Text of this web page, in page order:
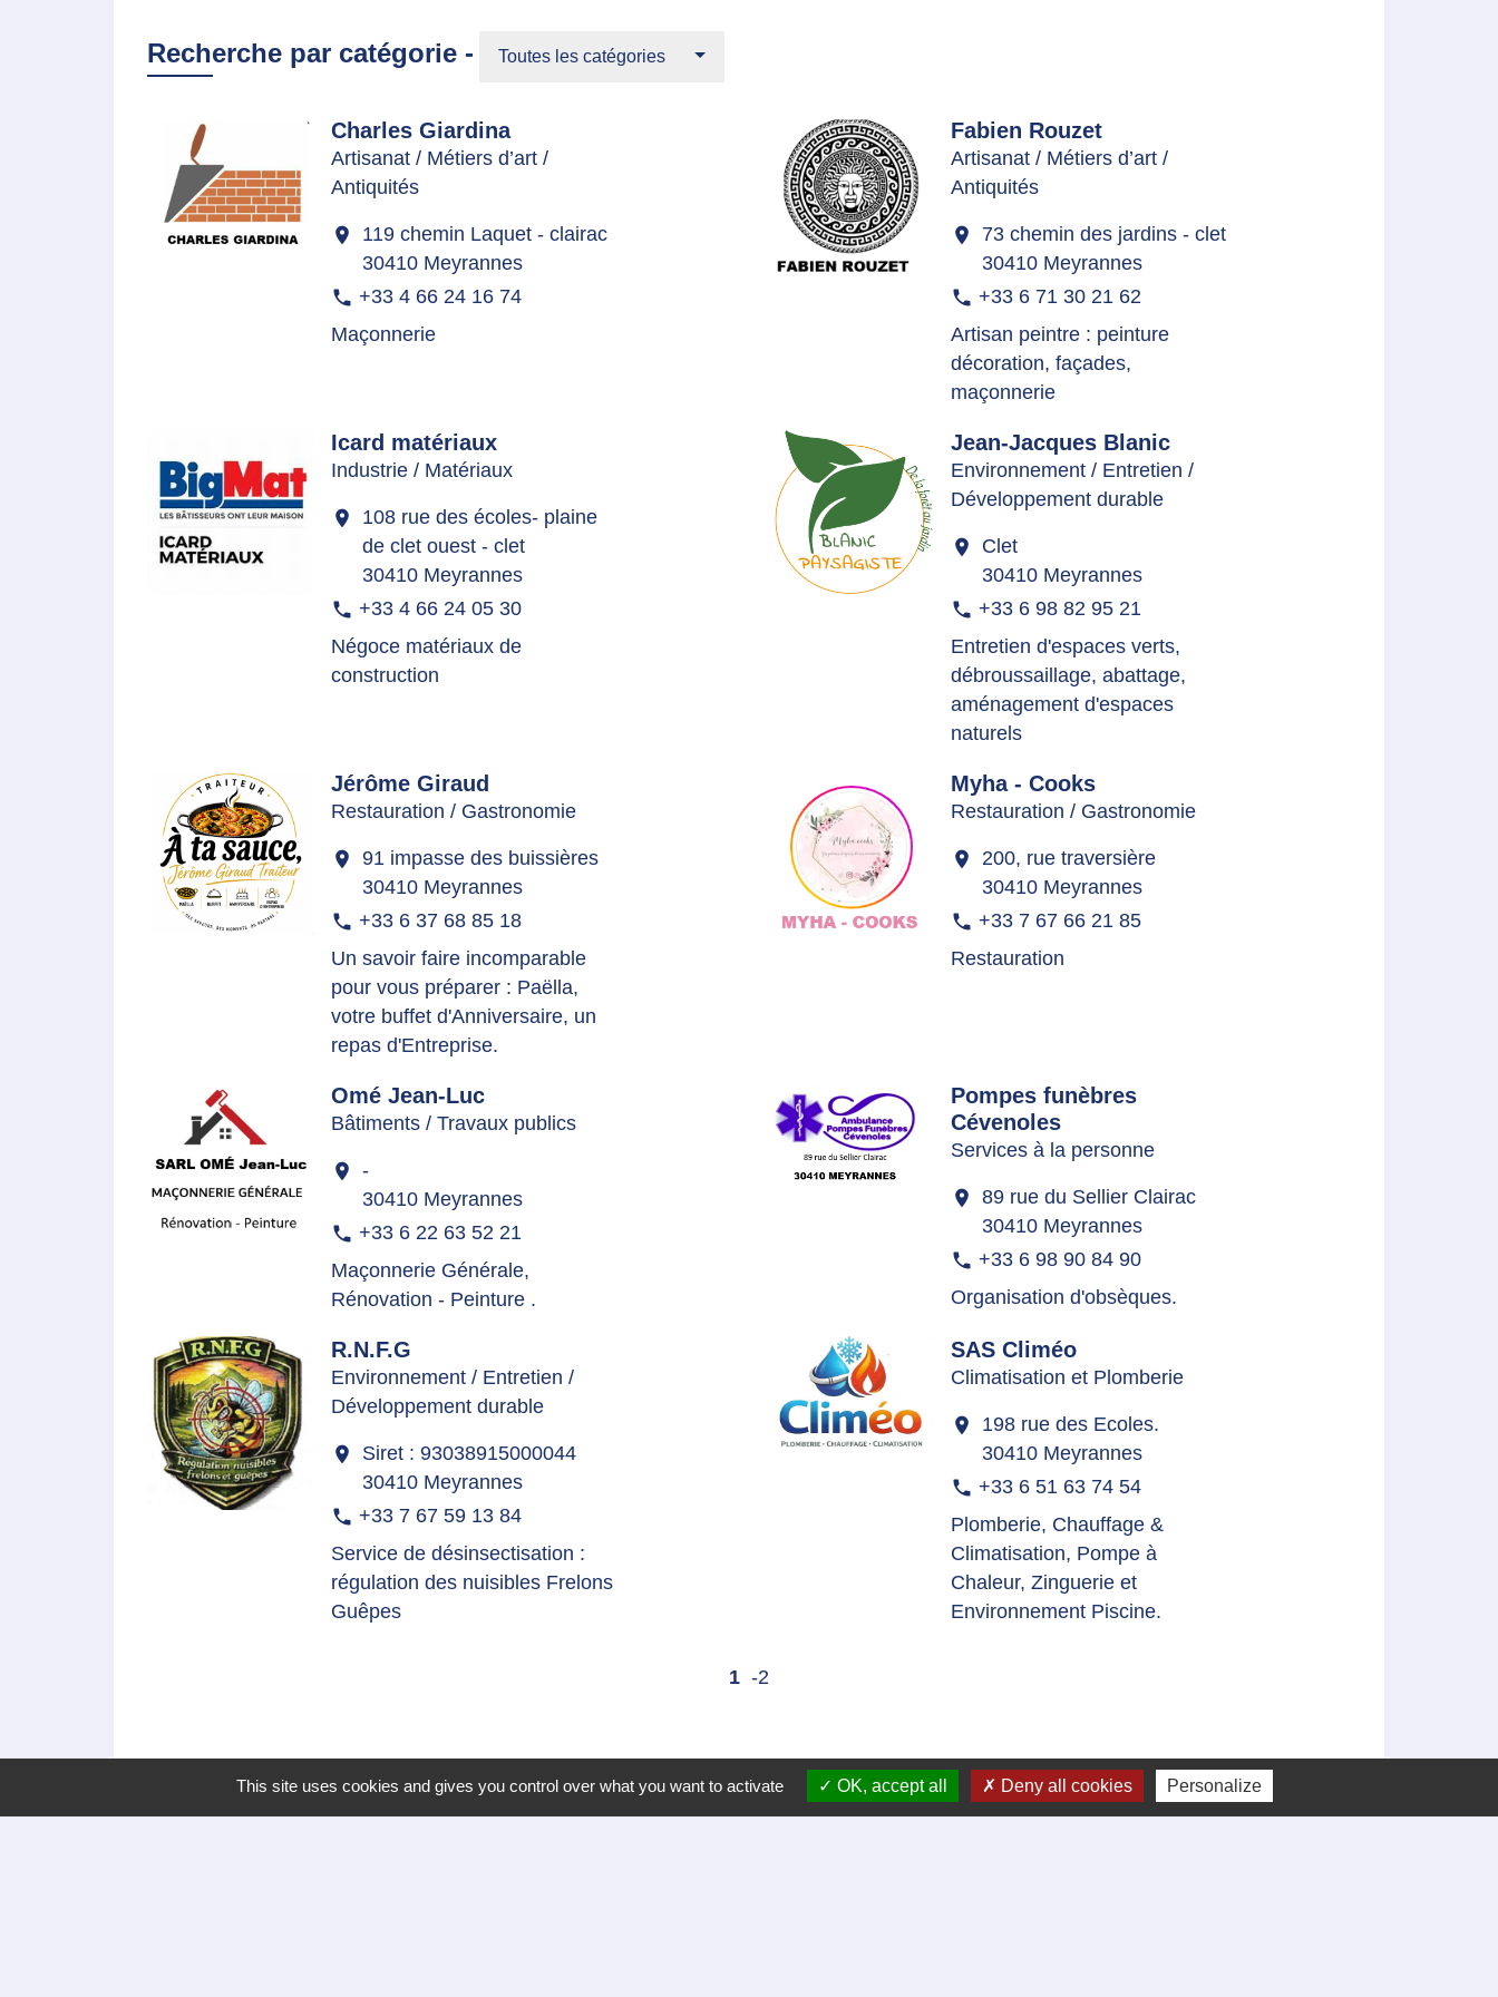
Recherche par catégorie - Toutes les catégories
Charles Giardina
Artisanat / Métiers d’art /
Antiquités
location_on
119 chemin Laquet - clairac
30410 Meyrannes
phone +33 4 66 24 16 74
Maçonnerie
Fabien Rouzet
Artisanat / Métiers d’art /
Antiquités
location_on
73 chemin des jardins - clet
30410 Meyrannes
phone +33 6 71 30 21 62
Artisan peintre : peinture
décoration, façades,
maçonnerie
Icard matériaux
Industrie / Matériaux
location_on
108 rue des écoles- plaine
de clet ouest - clet
30410 Meyrannes
phone +33 4 66 24 05 30
Négoce matériaux de
construction
Jean-Jacques Blanic
Environnement / Entretien /
Développement durable
location_on
Clet
30410 Meyrannes
phone +33 6 98 82 95 21
Entretien d'espaces verts,
débroussaillage, abattage,
aménagement d'espaces
naturels
Jérôme Giraud
Restauration / Gastronomie
location_on 91 impasse des buissières
30410 Meyrannes
phone +33 6 37 68 85 18
Un savoir faire incomparable
pour vous préparer : Paëlla,
votre buffet d'Anniversaire, un
repas d'Entreprise.
Myha - Cooks
Restauration / Gastronomie
location_on
200, rue traversière
30410 Meyrannes
phone +33 7 67 66 21 85
Restauration
Omé Jean-Luc
Bâtiments / Travaux publics
location_on -
30410 Meyrannes
phone +33 6 22 63 52 21
Maçonnerie Générale,
Rénovation - Peinture .
Pompes funèbres
Cévenoles
Services à la personne
location_on 89 rue du Sellier Clairac
30410 Meyrannes
phone +33 6 98 90 84 90
Organisation d'obsèques.
R.N.F.G
Environnement / Entretien /
Développement durable
location_on
Siret : 93038915000044
30410 Meyrannes
phone +33 7 67 59 13 84
Service de désinsectisation :
régulation des nuisibles Frelons
Guêpes
SAS Climéo
Climatisation et Plomberie
location_on
198 rue des Ecoles.
30410 Meyrannes
phone +33 6 51 63 74 54
Plomberie, Chauffage &
Climatisation, Pompe à
Chaleur, Zinguerie et
Environnement Piscine.
1 -2
This site uses cookies and gives you control over what you want to activate OK, accept all Deny all cookies Personalize